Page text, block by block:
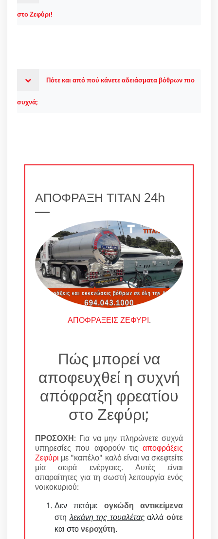
στο Ζεφύρι!
Πότε και από πού κάνετε αδειάσματα βόθρων πιο
συχνά;
ΑΠΟΦΡΑΞΗ ΤΙΤΑΝ 24h
ΑΠΟΦΡΑΞΕΙΣ ΖΕΦΥΡΙ.
Πώς μπορεί να
αποφευχθεί η συχνή
απόφραξη φρεατίου
στο Ζεφύρι;
ΠΡΟΣΟΧΗ: Για να μην πληρώνετε συχνά
υπηρεσίες που αφορούν τις αποφράξεις
Ζεφύρι με "καπέλο" καλό είναι να σκεφτείτε
μία σειρά ενέργειες. Αυτές είναι
απαραίτητες για τη σωστή λειτουργία ενός
νοικοκυριού:
Δεν πετάμε ογκώδη αντικείμενα
στηλεκάνη της τουαλέταςαλλάούτε
και στονεροχύτη.